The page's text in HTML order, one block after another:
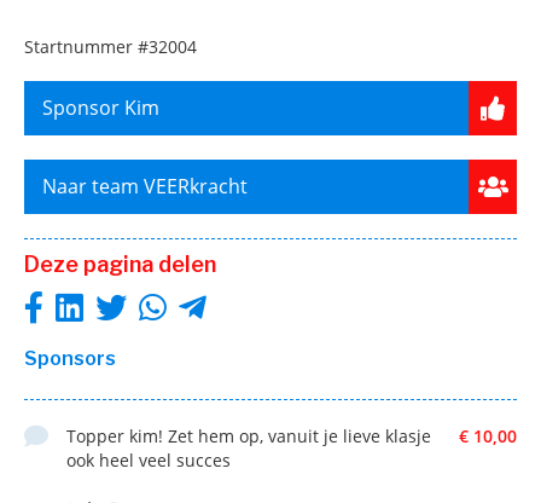
Startnummer #32004
Sponsor Kim
Naar team VEERkracht
Deze pagina delen
Sponsors
€ 10,00
Topper kim! Zet hem op, vanuit je lieve klasje
ook heel veel succes